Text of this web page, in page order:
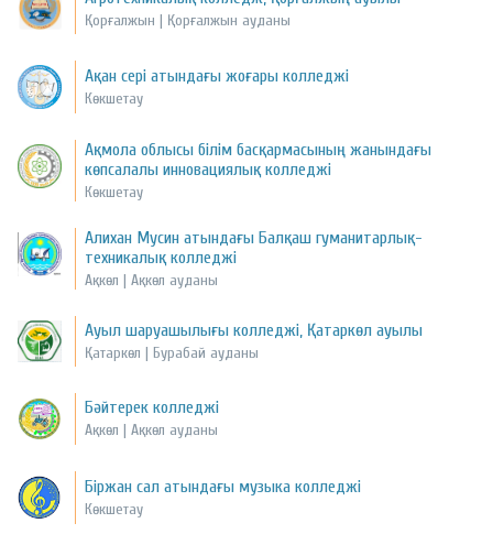
Қорғалжын | Қорғалжын ауданы
Ақан сері атындағы жоғары колледжі
Көкшетау
Ақмола облысы білім басқармасының жанындағы
көпсалалы инновациялық колледжі
Көкшетау
Алихан Мусин атындағы Балқаш гуманитарлық-
техникалық колледжі
Ақкөл | Ақкөл ауданы
Ауыл шаруашылығы колледжі, Қатаркөл ауылы
Қатаркөл | Бурабай ауданы
Бәйтерек колледжі
Ақкөл | Ақкөл ауданы
Біржан сал атындағы музыка колледжі
Көкшетау